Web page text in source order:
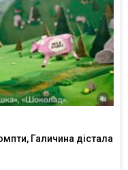
Галичина дістала